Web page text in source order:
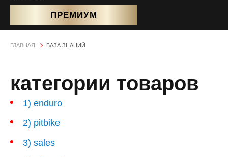
ПРЕМИУМ
ГЛАВНАЯ БАЗА ЗНАНИЙ
категории товаров
1) enduro
2) pitbike
3) sales